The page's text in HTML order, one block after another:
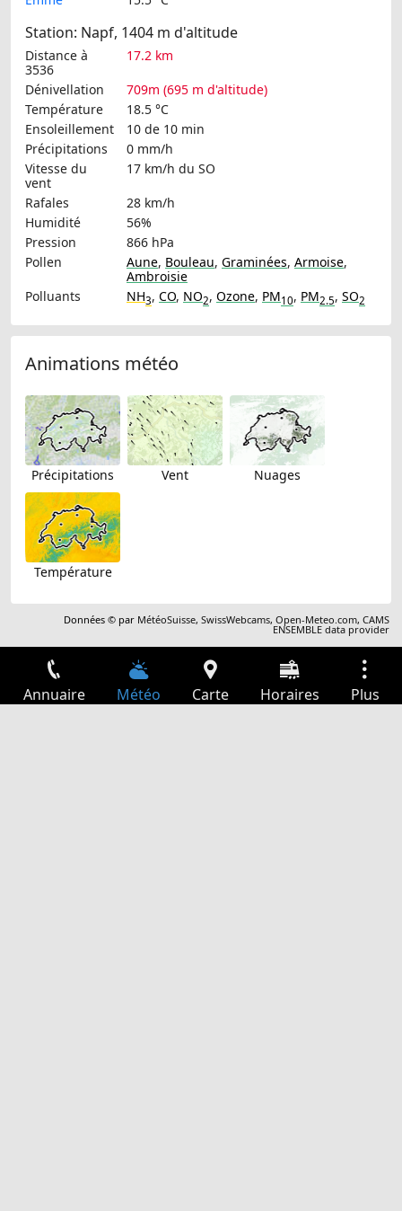
Station: Napf, 1404 m d'altitude
Distance à
3536
17.2 km
Dénivellation
709m (695 m d'altitude)
Température
18.5 °C
Ensoleillement
10 de 10 min
Précipitations
0 mm/h
Vitesse du
vent
17 km/h du SO
Rafales
28 km/h
Humidité
56%
Pression
866 hPa
Pollen
Aune, Bouleau, Graminées, Armoise,
Ambroisie
Polluants
NH3, CO, NO2, Ozone, PM10, PM2.5, SO2
Animations météo
Précipitations Vent Nuages
Température
Données © par MétéoSuisse,SwissWebcams,Open-Meteo.com,CAMS
ENSEMBLE data provider
Annuaire Météo Carte Horaires Plus